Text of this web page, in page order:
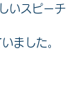
いスピーチ
ました。